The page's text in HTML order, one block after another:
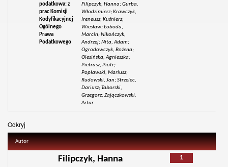
podatkowa: z
prac Komisji
Kodyfikacyjnej
Ogólnego
Prawa
Podatkowego
Filipczyk, Hanna; Gurba,
Włodzimierz; Krawczyk,
Ireneusz; Kuśnierz,
Wiesław; Łoboda,
Marcin; Nikończyk,
Andrzej; Nita, Adam;
Ogrodowczyk, Bożena;
Olesińska, Agnieszka;
Pietrasz, Piotr;
Popławski, Mariusz;
Rudowski, Jan; Strzelec,
Dariusz; Taborski,
Grzegorz; Zajączkowski,
Artur
Odkryj
Autor
1
Filipczyk, Hanna